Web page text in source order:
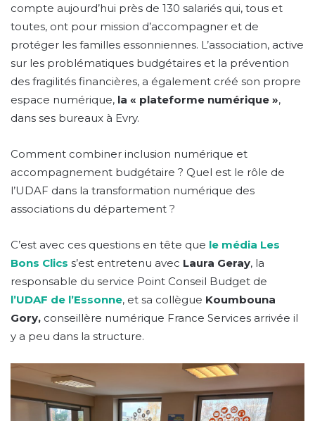
compte aujourd’hui près de 130 salariés qui, tous et
toutes, ont pour mission d’accompagner et de
protéger les familles essonniennes. L’association, active
sur les problématiques budgétaires et la prévention
des fragilités financières, a également créé son propre
espace numérique, la « plateforme numérique »,
dans ses bureaux à Evry.
Comment combiner inclusion numérique et
accompagnement budgétaire ? Quel est le rôle de
l’UDAF dans la transformation numérique des
associations du département ?
C’est avec ces questions en tête que le média Les
Bons Clics s’est entretenu avec Laura Geray, la
responsable du service Point Conseil Budget de
l’UDAF de l’Essonne, et sa collègue Koumbouna
Gory, conseillère numérique France Services arrivée il
y a peu dans la structure.